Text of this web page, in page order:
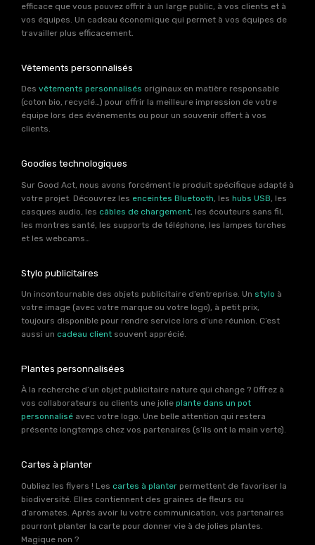
efficace que vous pouvez offrir à un large public, à vos clients et à
vos équipes. Un cadeau économique qui permet à vos équipes de
travailler plus efficacement.
Vêtements personnalisés
Des vêtements personnalisés originaux en matière responsable
(coton bio, recyclé…) pour offrir la meilleure impression de votre
équipe lors des événements ou pour un souvenir offert à vos
clients.
Goodies technologiques
Sur Good Act, nous avons forcément le produit spécifique adapté à
votre projet. Découvrez les enceintes Bluetooth , les hubs USB , les
casques audio, les câbles de chargement , les écouteurs sans fil,
les montres santé, les supports de téléphone, les lampes torches
et les webcams…
Stylo publicitaires
Un incontournable des objets publicitaire d’entreprise. Un stylo à
votre image (avec votre marque ou votre logo), à petit prix,
toujours disponible pour rendre service lors d’une réunion. C’est
aussi un cadeau client souvent apprécié.
Plantes personnalisées
À la recherche d’un objet publicitaire nature qui change ? Offrez à
vos collaborateurs ou clients une jolie plante dans un pot
personnalisé avec votre logo. Une belle attention qui restera
présente longtemps chez vos partenaires (s’ils ont la main verte).
Cartes à planter
Oubliez les flyers ! Les cartes à planter permettent de favoriser la
biodiversité. Elles contiennent des graines de fleurs ou
d’aromates. Après avoir lu votre communication, vos partenaires
pourront planter la carte pour donner vie à de jolies plantes.
Magique non ?